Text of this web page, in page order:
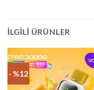
İLGILI ÜRÜNLER
- %12